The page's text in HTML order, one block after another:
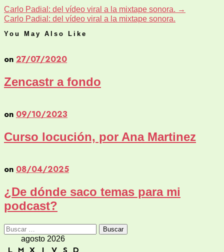
Carlo Padial: del vídeo viral a la mixtape sonora. →
Carlo Padial: del vídeo viral a la mixtape sonora.
You May Also Like
on 27/07/2020
Zencastr a fondo
on 09/10/2023
Curso locución, por Ana Martinez
on 08/04/2025
¿De dónde saco temas para mi
podcast?
Buscar:
agosto 2026
L M X J V S D